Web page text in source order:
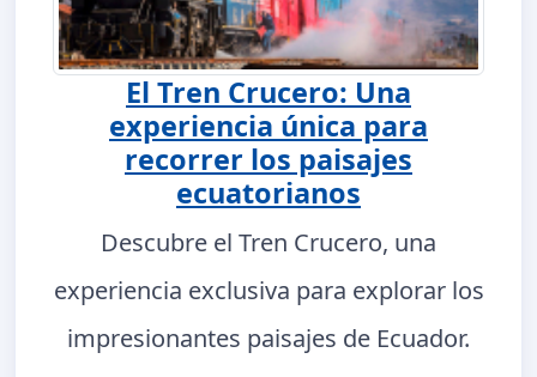
El Tren Crucero: Una
experiencia única para
recorrer los paisajes
ecuatorianos
Descubre el Tren Crucero, una
experiencia exclusiva para explorar los
impresionantes paisajes de Ecuador.